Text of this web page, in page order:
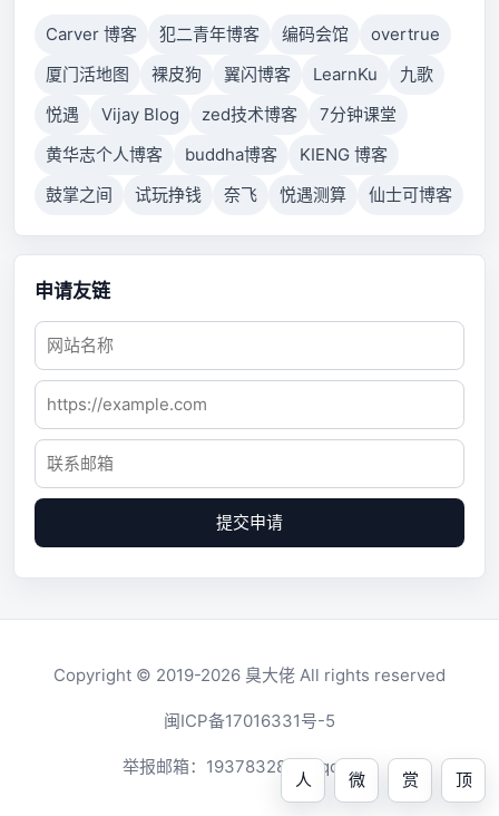
Carver 博客 犯二青年博客 编码会馆
overtrue
厦门活地图
裸皮狗 翼闪博客 LearnKu
九歌
悦遇
Vijay Blog zed技术博客
7分钟课堂
黄华志个人博客
buddha博客
KIENG 博客
鼓掌之间
试玩挣钱 奈飞 悦遇测算 仙士可博客
申请友链
提交申请
人 微 赏 顶
Copyright © 2019-2026 臭大佬 All rights reserved
闽ICP备17016331号-5
举报邮箱： 1937832819@qq.com